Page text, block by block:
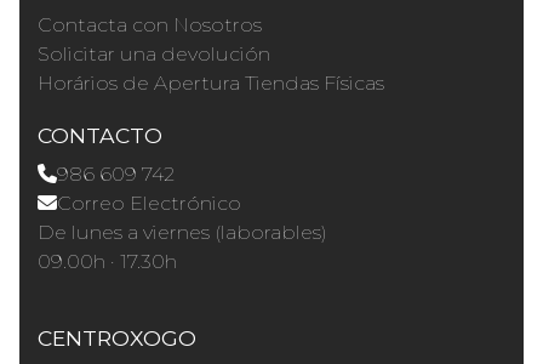
Contacta con Nosotros
Solicitar una devolución
Horários de Apertura Tiendas Físicas
CONTACTO
986 609 742
Correo Electrónico
De lunes a viernes (laborables)
09.00h · 17.30h
CENTROXOGO